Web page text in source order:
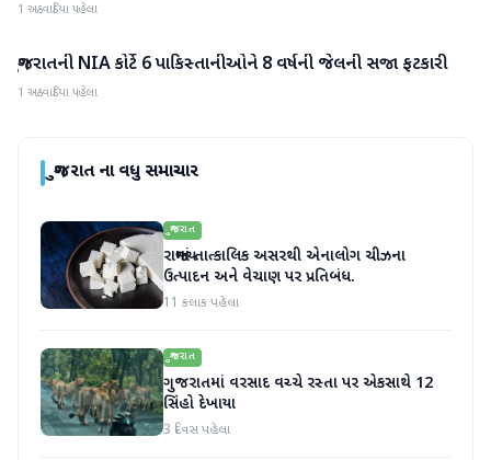
1 અઠવાડિયા પહેલા
ગુજરાત
ગુજરાતની NIA કોર્ટે 6 પાકિસ્તાનીઓને 8 વર્ષની જેલની સજા ફટકારી
1 અઠવાડિયા પહેલા
ગુજરાતના વધુ સમાચાર
ગુજરાત
રાજ્યમાં તાત્કાલિક અસરથી એનાલોગ ચીઝના
ઉત્પાદન અને વેચાણ પર પ્રતિબંધ.
11 કલાક પહેલા
ગુજરાત
ગુજરાતમાં વરસાદ વચ્ચે રસ્તા પર એકસાથે 12
સિંહો દેખાયા
3 દિવસ પહેલા